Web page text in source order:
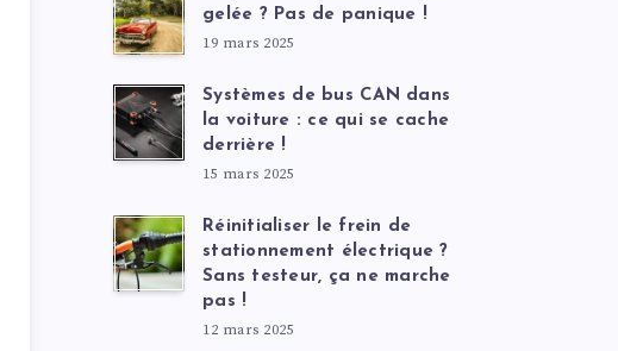
gelée ? Pas de panique !
19 mars 2025
Systèmes de bus CAN dans
la voiture : ce qui se cache
derrière !
15 mars 2025
Réinitialiser le frein de
stationnement électrique ?
Sans testeur, ça ne marche
pas !
12 mars 2025